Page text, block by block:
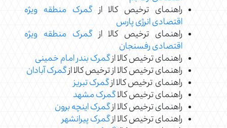
راهنمای ترخیص کالا ازگمرک منطقه ویژه
اقتصادی انرژی پارس
راهنمای ترخیص کالا ازگمرک منطقه ویژه
اقتصادی رفسنجان
راهنمای ترخیص کالا ازگمرک بندر امام خمینی
راهنمای ترخیص کالا از ترخیص کالا ازگمرک آبادان
راهنمای ترخیص کالا ازگمرک تبریز
راهنمای ترخیص کالاگمرک مشهد
راهنمای ترخیص کالا ازگمرک اینچه برون
راهنمای ترخیص کالا ازگمرک پیرانشهر